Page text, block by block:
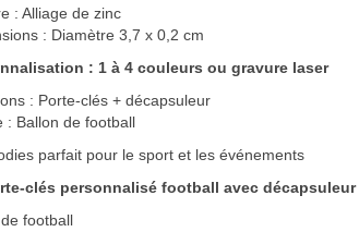
: Alliage de zinc
: Diamètre 3,7 x 0,2 cm
: 1 à 4 couleurs ou gravure laser
: Porte-clés + décapsuleur
: Ballon de football
parfait pour le sport et les événements
clés personnalisé football avec
football